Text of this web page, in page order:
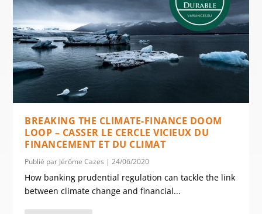
BREAKING THE CLIMATE-FINANCE DOOM
LOOP – CASSER LE CERCLE VICIEUX DU
FINANCEMENT ET DU CLIMAT
Publié par Jérôme Cazes |24/06/2020
How banking prudential regulation can tackle the link
between climate change and financial...